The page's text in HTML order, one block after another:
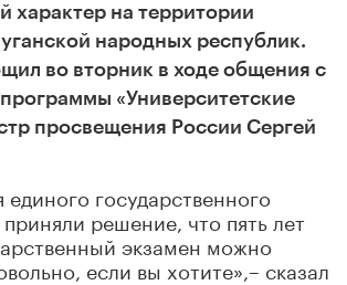
характер на территории
народных республик.
во вторник в ходе общения с
«Университетские
просвещения России Сергей
единого государственного
решение, что пять лет
экзамен можно
если вы хотите»,– сказал